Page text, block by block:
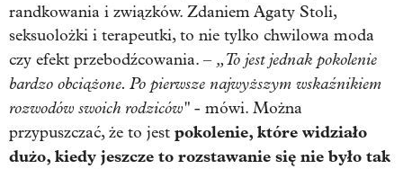
randkowania i związków. Zdaniem Agaty Stoli,
seksuolożki i terapeutki, to nie tylko chwilowa moda
czy efekt przebodźcowania. – „To jest jednak pokolenie
bardzo obciążone. Po pierwsze najwyższym wskaźnikiem
rozwodów swoich rodziców" - mówi. Można
przypuszczać, że to jest pokolenie, które widziało
dużo, kiedy jeszcze to rozstawanie się nie było tak